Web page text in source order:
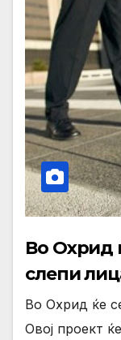
Во Охрид
слепи
Во Охрид ќе
Овој проект